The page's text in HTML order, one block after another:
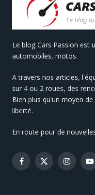
Le blog Cars Passion est
automobiles, motos.
A travers nos articles,
sur 4 ou 2 roues, des
Bien plus qu'un moyen
liberté.
En route pour de
Facebook
X
Instagram